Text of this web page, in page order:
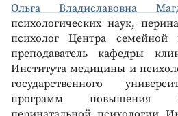
Ольга Владиславовна
психологических наук,
психолог Центра семейной
преподаватель кафедры
Института медицины и
государственного
программ повышения